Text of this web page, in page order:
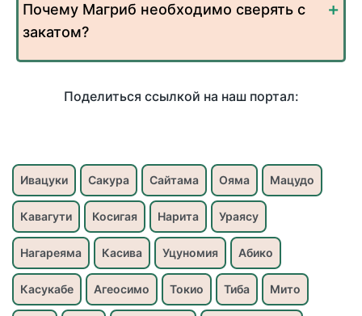
Почему Магриб необходимо сверять с
закатом?
Поделиться ссылкой на наш портал:
Ивацуки Сакура Сайтама Ояма Мацудо
Кавагути Косигая Нарита Ураясу
Нагареяма Касива Уцуномия Абико
Касукабе Агеосимо Токио Тиба Мито